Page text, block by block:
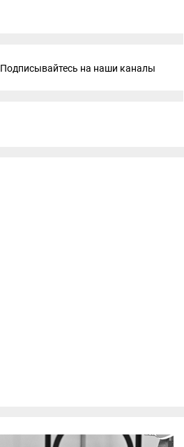
Подписывайтесь на наши каналы